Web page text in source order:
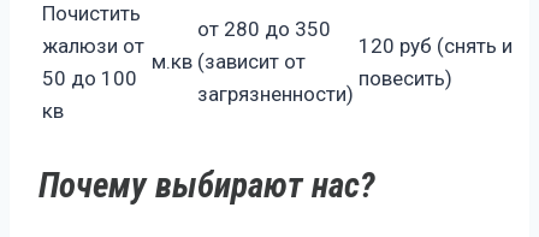
Почистить
жалюзи от
50 до 100
кв
м.кв
от 280 до 350
(зависит от
загрязненности)
120 руб (снять и
повесить)
Почему выбирают нас?